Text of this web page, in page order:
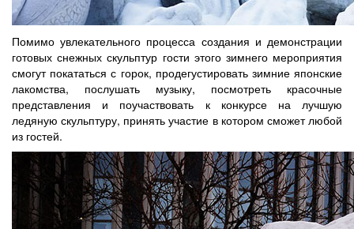
Помимо увлекательного процесса создания и демонстрации
готовых снежных скульптур гости этого зимнего мероприятия
смогут покататься с горок, продегустировать зимние японские
лакомства, послушать музыку, посмотреть красочные
представления и поучаствовать к конкурсе на лучшую
ледяную скульптуру, принять участие в котором сможет любой
из гостей.